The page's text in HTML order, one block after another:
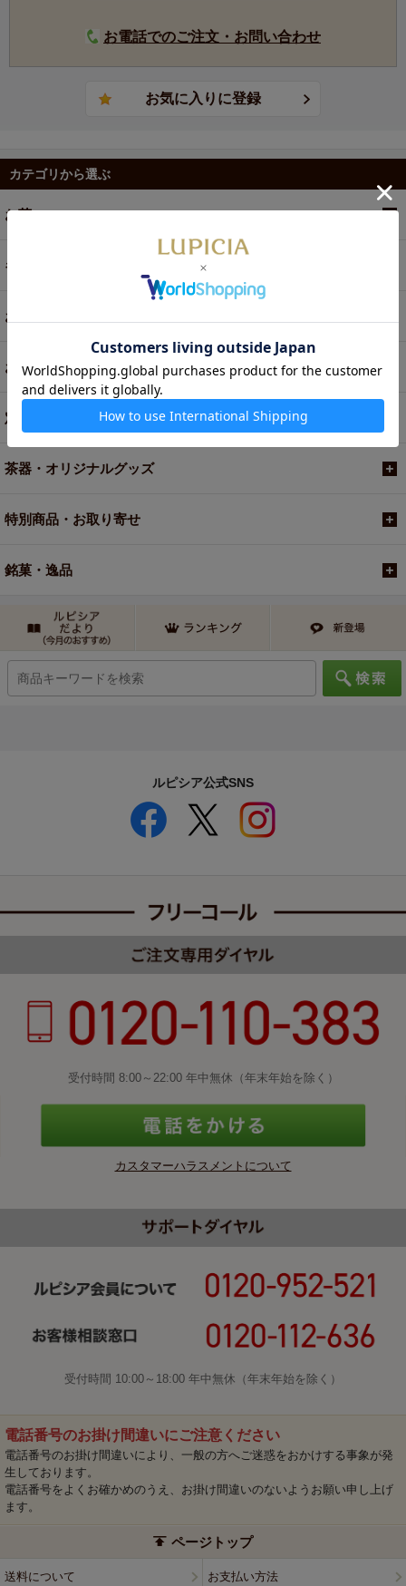
お電話でのご注文・お問い合わせ
カテゴリから選ぶ
お茶
ギフト
お菓子・食品・飲料
お買い得商品
定期便
茶器・オリジナルグッズ
特別商品・お取り寄せ
銘菓・逸品
ルピシア公式SNS
受付時間 8:00～22:00 年中無休（年末年始を除く）
カスタマーハラスメントについて
受付時間 10:00～18:00 年中無休（年末年始を除く）
電話番号のお掛け間違いにご注意ください
電話番号のお掛け間違いにより、一般の方へご迷惑をおかけする事象が発
生しております。
電話番号をよくお確かめのうえ、お掛け間違いのないようお願い申し上げ
ます。
ページトップ
送料について お支払い方法